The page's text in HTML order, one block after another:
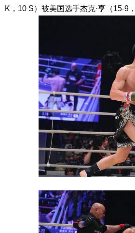
K，10 S）被美国选手杰克·亨（15-9